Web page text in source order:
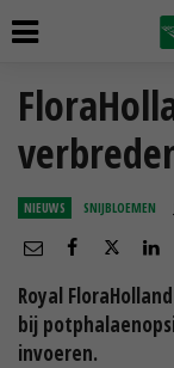
NIEUWS SNIJBLOEMEN
Royal
bij
invoeren.